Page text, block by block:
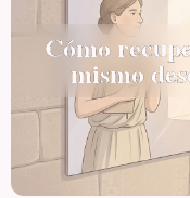
Cómo
mismo